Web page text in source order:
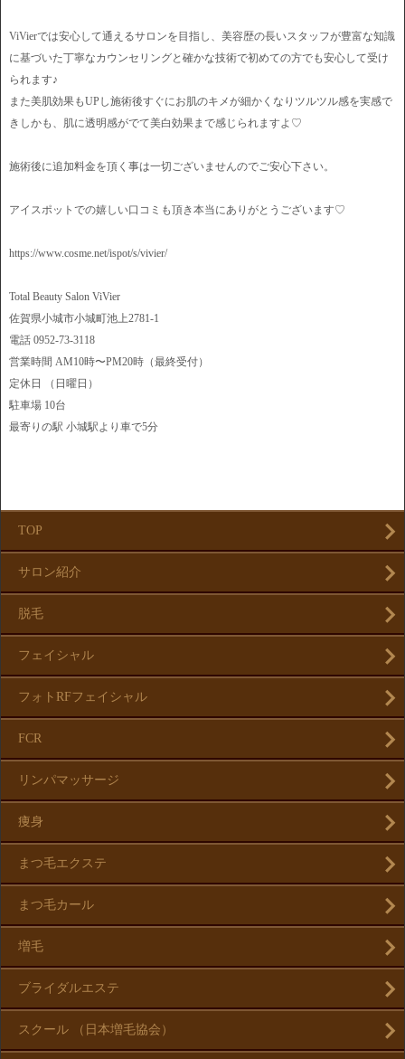
ViVierでは安心して通えるサロンを目指し、美容歴の長いスタッフが豊富な知識
に基づいた丁寧なカウンセリングと確かな技術で初めての方でも安心して受け
られます♪
また美肌効果もUPし施術後すぐにお肌のキメが細かくなりツルツル感を実感で
きしかも、肌に透明感がでて美白効果まで感じられますよ♡
施術後に追加料金を頂く事は一切ございませんのでご安心下さい。
アイスポットでの嬉しい口コミも頂き本当にありがとうございます♡
https://www.cosme.net/ispot/s/vivier/
Total Beauty Salon ViVier
佐賀県小城市小城町池上2781-1
電話 0952-73-3118
営業時間 AM10時〜PM20時（最終受付）
定休日 （日曜日）
駐車場 10台
最寄りの駅 小城駅より車で5分
TOP
サロン紹介
脱毛
フェイシャル
フォトRFフェイシャル
FCR
リンパマッサージ
痩身
まつ毛エクステ
まつ毛カール
増毛
ブライダルエステ
スクール （日本増毛協会）